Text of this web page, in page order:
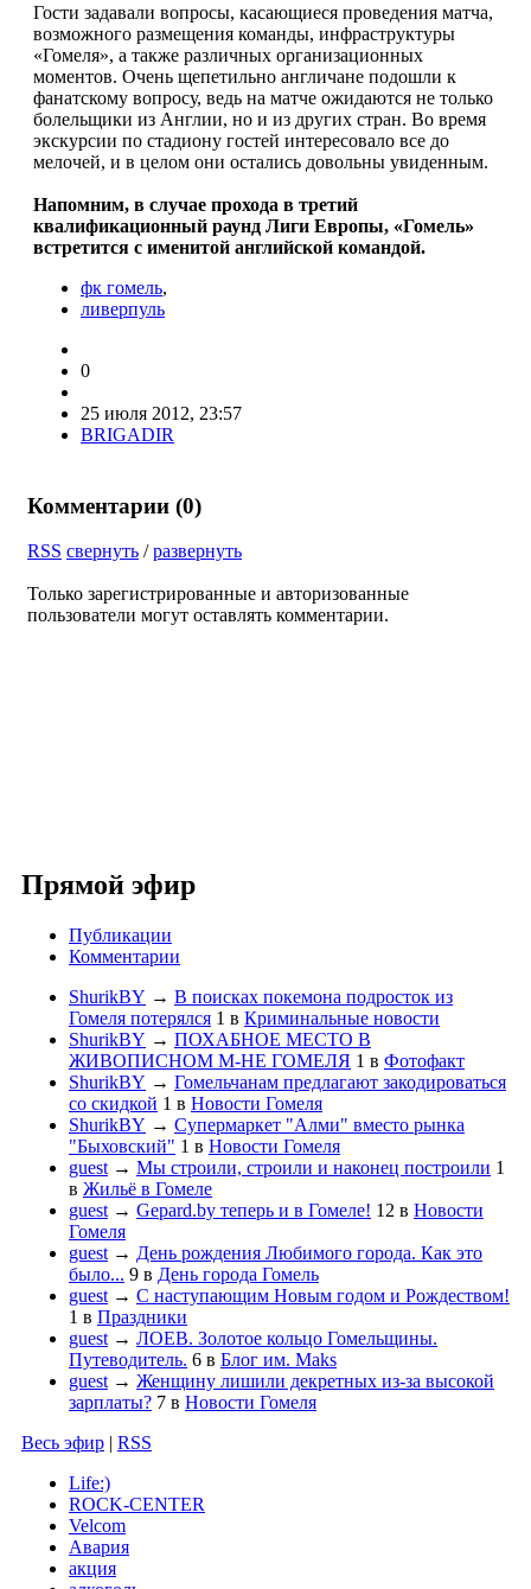
Гости задавали вопросы, касающиеся проведения матча,
возможного размещения команды, инфраструктуры
«Гомеля», а также различных организационных
моментов. Очень щепетильно англичане подошли к
фанатскому вопросу, ведь на матче ожидаются не только
болельщики из Англии, но и из других стран. Во время
экскурсии по стадиону гостей интересовало все до
мелочей, и в целом они остались довольны увиденным.
Напомним, в случае прохода в третий
квалификационный раунд Лиги Европы, «Гомель»
встретится с именитой английской командой.
фк гомель,
ливерпуль
0
25 июля 2012, 23:57
BRIGADIR
Комментарии (0)
RSS свернуть /развернуть
Только зарегистрированные и авторизованные
пользователи могут оставлять комментарии.
Прямой эфир
Публикации
Комментарии
ShurikBY → В поисках покемона подросток из
Гомеля потерялся 1 в Криминальные новости
ShurikBY → ПОХАБНОЕ МЕСТО В
ЖИВОПИСНОМ М-НЕ ГОМЕЛЯ 1 в Фотофакт
ShurikBY → Гомельчанам предлагают закодироваться
со скидкой 1 в Новости Гомеля
ShurikBY → Супермаркет "Алми" вместо рынка
"Быховский" 1 в Новости Гомеля
guest → Мы строили, строили и наконец построили 1
в Жильё в Гомеле
guest → Gepard.by теперь и в Гомеле! 12 в Новости
Гомеля
guest → День рождения Любимого города. Как это
было... 9 в День города Гомель
guest → С наступающим Новым годом и Рождеством!
1 в Праздники
guest → ЛОЕВ. Золотое кольцо Гомельщины.
Путеводитель. 6 в Блог им. Maks
guest → Женщину лишили декретных из-за высокой
зарплаты? 7 в Новости Гомеля
Весь эфир | RSS
Life:)
ROCK-CENTER
Velcom
Авария
акция